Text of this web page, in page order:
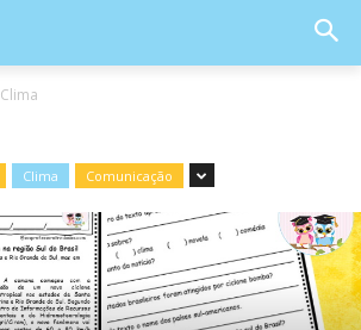
Clima
Clima Comunicação